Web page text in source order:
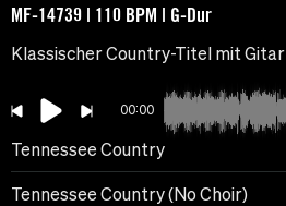
MF-14739 | 110 BPM | G-Dur
Klassischer Country-Titel mit
00:00
Tennessee Country
Tennessee Country (No Choir)